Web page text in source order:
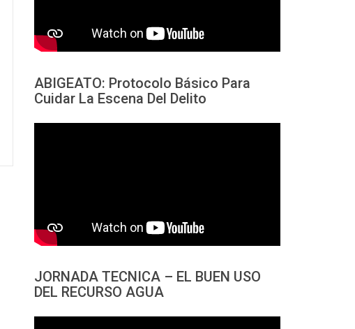
ABIGEATO: Protocolo Básico Para
Cuidar La Escena Del Delito
JORNADA TECNICA – EL BUEN USO
DEL RECURSO AGUA